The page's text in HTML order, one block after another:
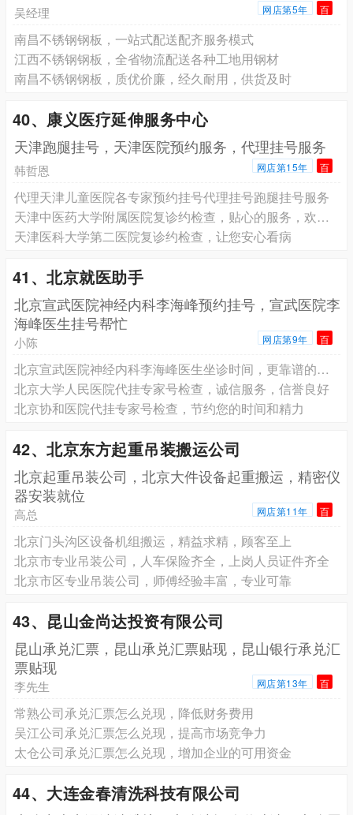
吴经理 网店第5年 百
南昌不锈钢钢板，一站式配送配齐服务模式
江西不锈钢钢板，全省物流配送各种工地用钢材
南昌不锈钢钢板，质优价廉，经久耐用，供货及时
40、康义医疗延伸服务中心
天津跑腿挂号，天津医院预约服务，代理挂号服务
韩哲恩 网店第15年 百
代理天津儿童医院各专家预约挂号代理挂号跑腿挂号服务
天津中医药大学附属医院复诊约检查，贴心的服务，欢迎来电
天津医科大学第二医院复诊约检查，让您安心看病
41、北京就医助手
北京宣武医院神经内科李海峰预约挂号，宣武医院李
海峰医生挂号帮忙
小陈 网店第9年 百
北京宣武医院神经内科李海峰医生坐诊时间，更靠谱的合作伙伴
北京大学人民医院代挂专家号检查，诚信服务，信誉良好
北京协和医院代挂专家号检查，节约您的时间和精力
42、北京东方起重吊装搬运公司
北京起重吊装公司，北京大件设备起重搬运，精密仪
器安装就位
高总 网店第11年 百
北京门头沟区设备机组搬运，精益求精，顾客至上
北京市专业吊装公司，人车保险齐全，上岗人员证件齐全
北京市区专业吊装公司，师傅经验丰富，专业可靠
43、昆山金尚达投资有限公司
昆山承兑汇票，昆山承兑汇票贴现，昆山银行承兑汇
票贴现
李先生 网店第13年 百
常熟公司承兑汇票怎么兑现，降低财务费用
吴江公司承兑汇票怎么兑现，提高市场竞争力
太仓公司承兑汇票怎么兑现，增加企业的可用资金
44、大连金春清洗科技有限公司